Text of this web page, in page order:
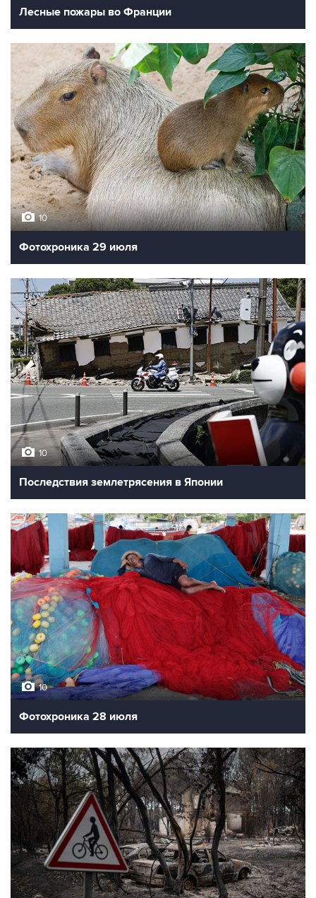
Лесные пожары во Франции
10
Фотохроника 29 июля
10
Последствия землетрясения в Японии
10
Фотохроника 28 июля